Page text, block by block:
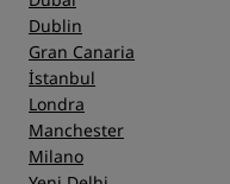
Dublin
Gran Canaria
İstanbul
Londra
Manchester
Milano